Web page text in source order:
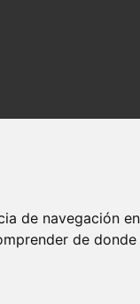
de navegación
de